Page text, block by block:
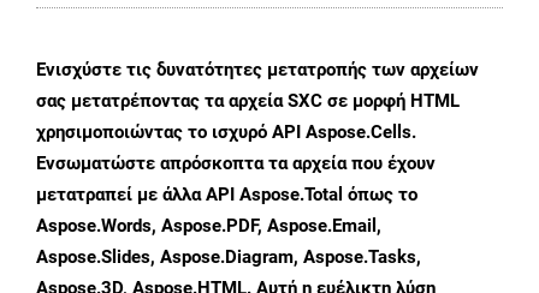
Ενισχύστε τις δυνατότητες μετατροπής των αρχείων
σας μετατρέποντας τα αρχεία SXC σε μορφή HTML
χρησιμοποιώντας το ισχυρό API Aspose.Cells.
Ενσωματώστε απρόσκοπτα τα αρχεία που έχουν
μετατραπεί με άλλα API Aspose.Total όπως το
Aspose.Words, Aspose.PDF, Aspose.Email,
Aspose.Slides, Aspose.Diagram, Aspose.Tasks,
Aspose.3D, Aspose.HTML. Αυτή η ευέλικτη λύση